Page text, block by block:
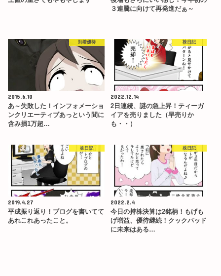
３連騰に向けて再発進だぁ～
到着優待
2015.6.10
あ～失敗した！インフォメーショ
ンクリエーティブあっという間に
含み損1万超…
株日記
2022.12.14
2日連続、謎の急上昇！ティーガ
イアを売りました（早売りか
も・・）
株日記
2019.4.27
平成振り返り！ブログを書いてて
あれこれあったこと。
株日記
2022.2.4
今日の持株決算は2銘柄！もげも
げ増益、優待継続！クックパッド
に未来はある…